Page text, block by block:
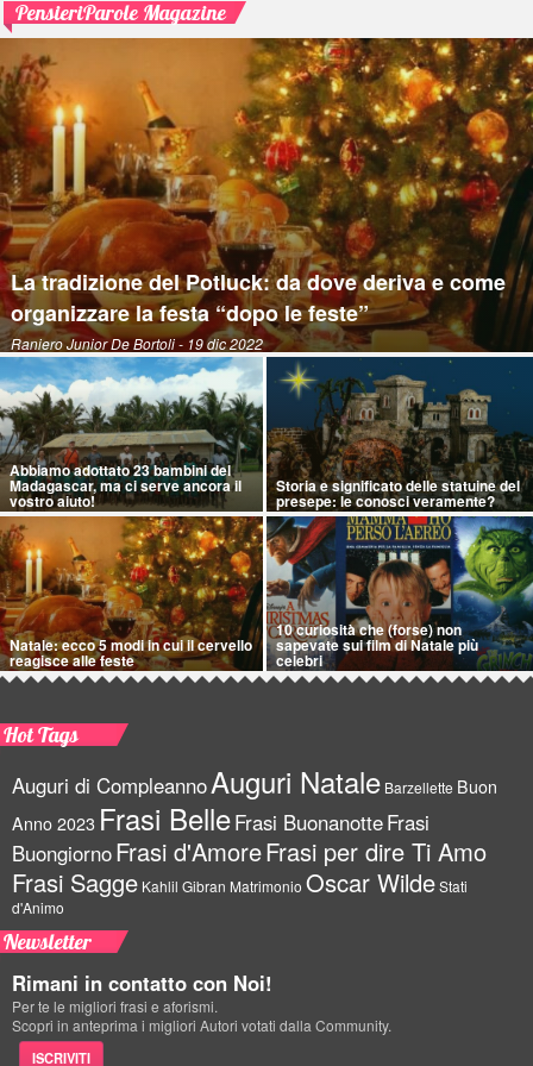
PensieriParole Magazine
La tradizione del Potluck: da dove deriva e come
organizzare la festa “dopo le feste”
Raniero Junior De Bortoli- 19 dic 2022
Abbiamo adottato 23 bambini del
Madagascar, ma ci serve ancora il
vostro aiuto!
Storia e significato delle statuine del
presepe: le conosci veramente?
Natale: ecco 5 modi in cui il cervello
reagisce alle feste
10 curiosità che (forse) non
sapevate sui film di Natale più
celebri
Hot Tags
Auguri di CompleannoAuguri Natale Barzellette Buon
Anno 2023 Frasi BelleFrasi BuonanotteFrasi
BuongiornoFrasi d'AmoreFrasi per dire Ti Amo
Frasi Sagge Kahlil Gibran Matrimonio Oscar WildeStati
d'Animo
Newsletter
Rimani in contatto con Noi!
Per te le migliori frasi e aforismi.
Scopri in anteprima i migliori Autori votati dalla Community.
ISCRIVITI